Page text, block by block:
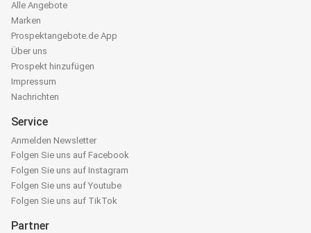
Alle Angebote
Marken
Prospektangebote.de App
Über uns
Prospekt hinzufügen
Impressum
Nachrichten
Service
Anmelden Newsletter
Folgen Sie uns auf Facebook
Folgen Sie uns auf Instagram
Folgen Sie uns auf Youtube
Folgen Sie uns auf TikTok
Partner